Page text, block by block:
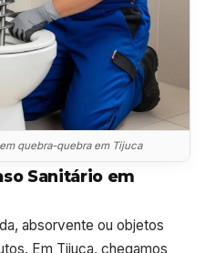
quebra-quebra em Tijuca
Sanitário em
absorvente ou objetos
Em Tijuca, chegamos